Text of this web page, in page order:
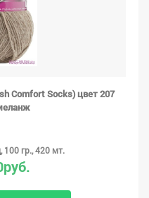
Comfort Socks) цвет 207
100 гр., 420 мт.